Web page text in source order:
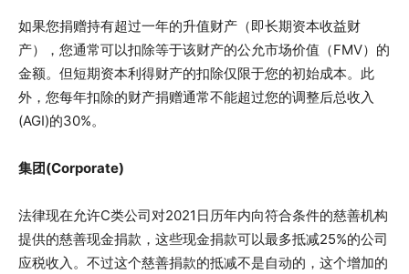
如果您捐赠持有超过一年的升值财产（即长期资本收益财
产），您通常可以扣除等于该财产的公允市场价值（FMV）的
金额。但短期资本利得财产的扣除仅限于您的初始成本。此
外，您每年扣除的财产捐赠通常不能超过您的调整后总收入
(AGI)的30%。
集团(Corporate)
法律现在允许C类公司对2021日历年内向符合条件的慈善机构
提供的慈善现金捐款，这些现金捐款可以最多抵减25%的公司
应税收入。不过这个慈善捐款的抵减不是自动的，这个增加的